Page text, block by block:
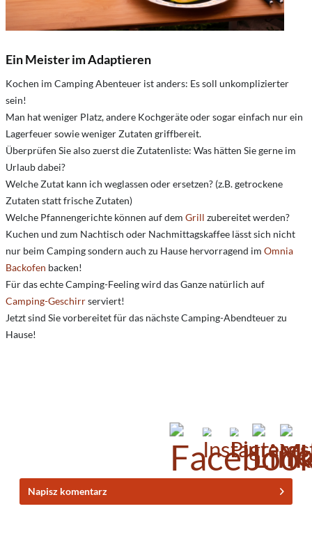
Ein Meister im Adaptieren
Kochen im Camping Abenteuer ist anders: Es soll unkomplizierter
sein!
Man hat weniger Platz, andere Kochgeräte oder sogar einfach nur ein
Lagerfeuer sowie weniger Zutaten griffbereit.
Überprüfen Sie also zuerst die Zutatenliste: Was hätten Sie gerne im
Urlaub dabei?
Welche Zutat kann ich weglassen oder ersetzen? (z.B. getrockene
Zutaten statt frische Zutaten)
Welche Pfannengerichte können auf dem Grill zubereitet werden?
Kuchen und zum Nachtisch oder Nachmittagskaffee lässt sich nicht
nur beim Camping sondern auch zu Hause hervorragend im Omnia
Backofen backen!
Für das echte Camping-Feeling wird das Ganze natürlich auf
Camping-Geschirrserviert!
Jetzt sind Sie vorbereitet für das nächste Camping-Abendteuer zu
Hause!
Napisz komentarz